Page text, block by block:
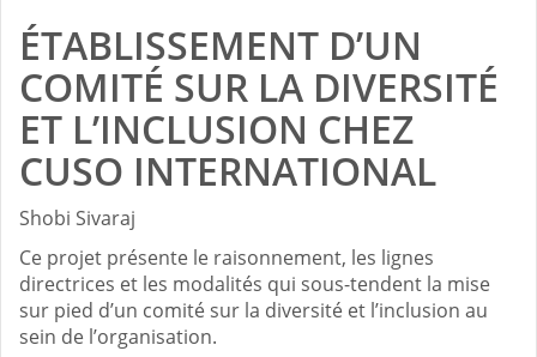
ÉTABLISSEMENT D’UN
COMITÉ SUR LA DIVERSITÉ
ET L’INCLUSION CHEZ
CUSO INTERNATIONAL
Shobi Sivaraj
Ce projet présente le raisonnement, les lignes
directrices et les modalités qui sous-tendent la mise
sur pied d’un comité sur la diversité et l’inclusion au
sein de l’organisation.